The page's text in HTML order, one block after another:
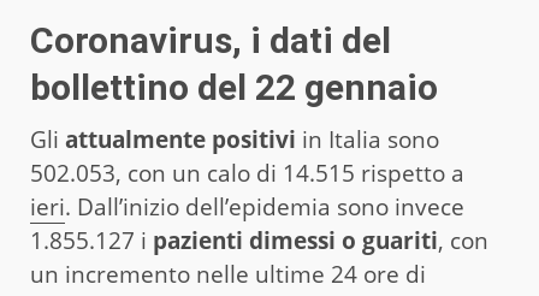
Coronavirus, i dati del
bollettino del 22 gennaio
Gli attualmente positivi in Italia sono
502.053, con un calo di 14.515 rispetto a
ieri. Dall’inizio dell’epidemia sono invece
1.855.127 i pazienti dimessi o guariti, con
un incremento nelle ultime 24 ore di